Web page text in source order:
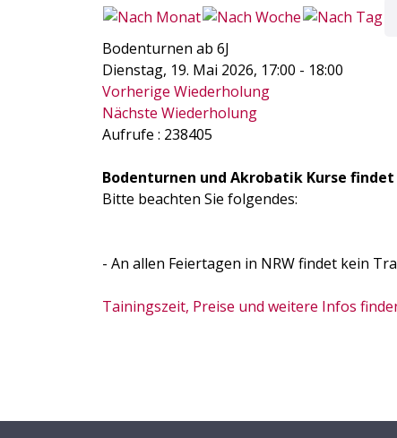
Bodenturnen ab 6J
Dienstag, 19. Mai 2026, 17:00 - 18:00
Vorherige Wiederholung
Nächste Wiederholung
Aufrufe : 238405
Bodenturnen und Akrobatik Kurse
Bitte beachten Sie folgendes:
- An allen Feiertagen in NRW findet kein
Tainingszeit, Preise und weitere Infos